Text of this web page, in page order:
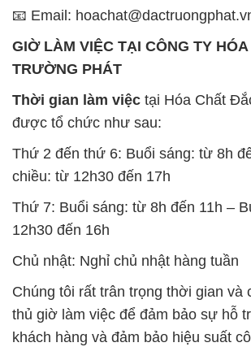
📧 Email:
GIỜ LÀM VIỆC TẠI CÔNG TY
TRƯỜNG PHÁT
Thời gian làm việc tại Hóa Chất
được tổ chức như sau:
Thứ 2 đến thứ 6: Buổi sáng: từ 8h
chiều: từ 12h30 đến 17h
Thứ 7: Buổi sáng: từ 8h đến 11h –
12h30 đến 16h
Chủ nhật: Nghỉ chủ nhật hàng tuần
Chúng tôi rất trân trọng thời gian và
thủ giờ làm việc để đảm bảo sự hỗ
khách hàng và đảm bảo hiệu suất